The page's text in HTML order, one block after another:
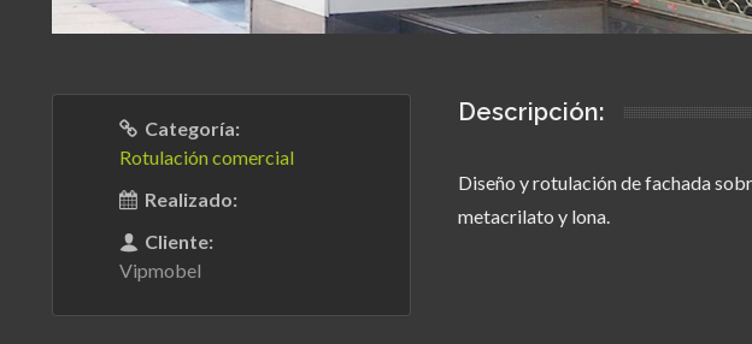
Categoría:
Rotulación comercial
Realizado:
Cliente:
Vipmobel
Descripción:
Diseño y rotulación de fachada
metacrilato y lona.